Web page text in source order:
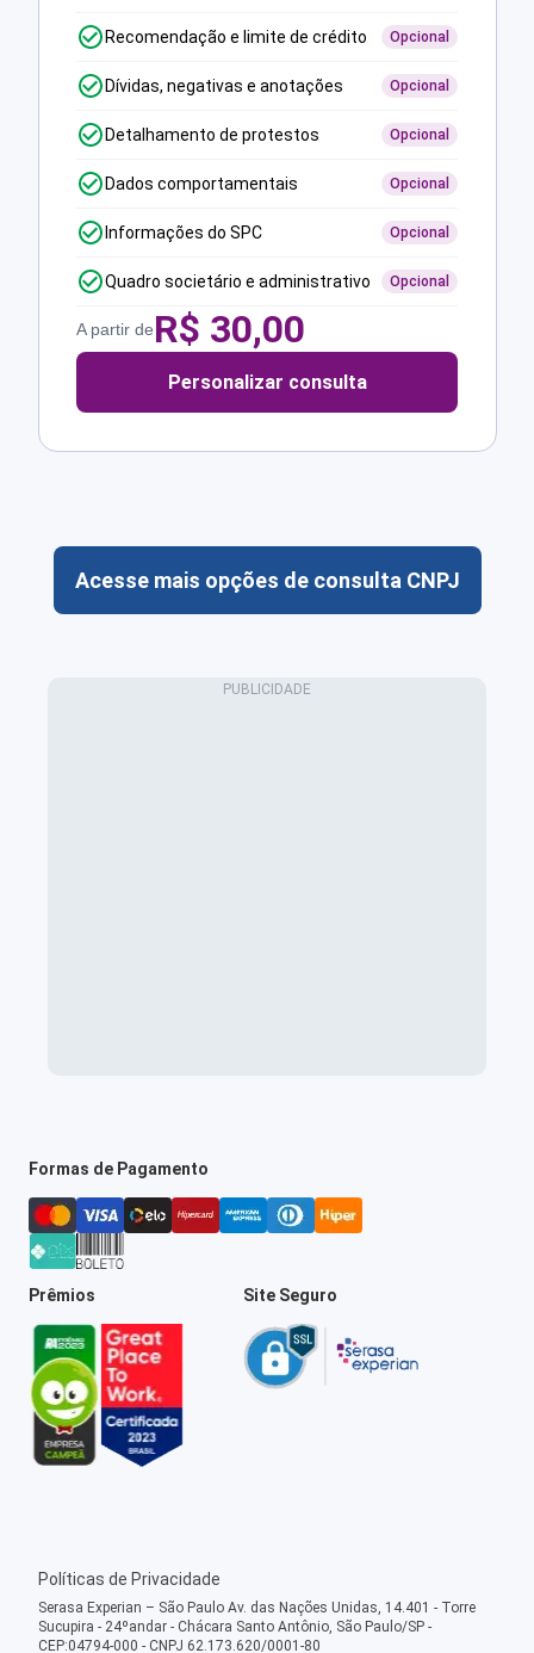
Recomendação e limite de crédito Opcional
Dívidas, negativas e anotações Opcional
Detalhamento de protestos Opcional
Dados comportamentais Opcional
Informações do SPC Opcional
Quadro societário e administrativo Opcional
A partir deR$ 30,00
Personalizar consulta
Acesse mais opções de consulta CNPJ
Formas de Pagamento
Prêmios Site Seguro
Políticas de Privacidade
Serasa Experian – São Paulo Av. das Nações Unidas, 14.401 - Torre
Sucupira - 24ºandar - Chácara Santo Antônio, São Paulo/SP -
CEP:04794-000 - CNPJ 62.173.620/0001-80